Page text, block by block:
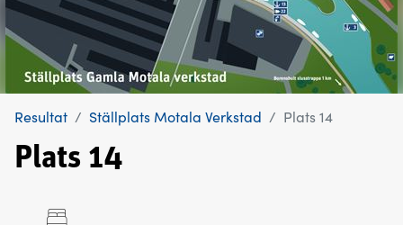
Resultat Ställplats Motala Verkstad Plats 14
Plats 14